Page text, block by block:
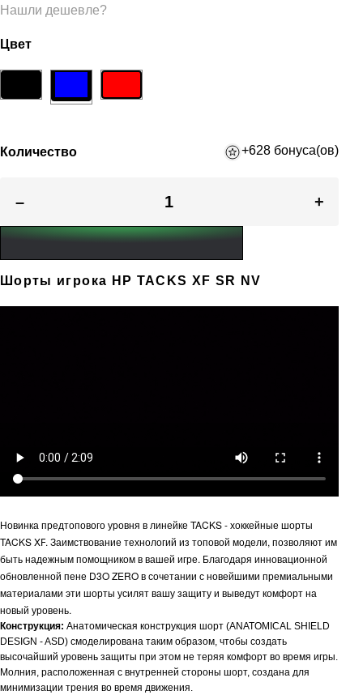
Нашли дешевле?
Цвет
Количество +628 бонуса(ов)
– +
Шорты игрока HP TACKS XF SR NV
Новинка предтопового уровня в линейке TACKS- хоккейные шорты
TACKSXF. Заимствование технологий из топовой модели, позволяют им
быть надежным помощником в вашей игре. Благодаря инновационной
обновленной пене D3OZEROв сочетании с новейшими премиальными
материалами эти шорты усилят вашу защиту и выведут комфорт на
новый уровень.
Конструкция: Анатомическая конструкция шорт (ANATOMICAL SHIELD
DESIGN - ASD) смоделирована таким образом, чтобы создать
высочайший уровень защиты при этом не теряя комфорт во время игры.
Молния, расположенная с внутренней стороны шорт, создана для
минимизации трения во время движения.